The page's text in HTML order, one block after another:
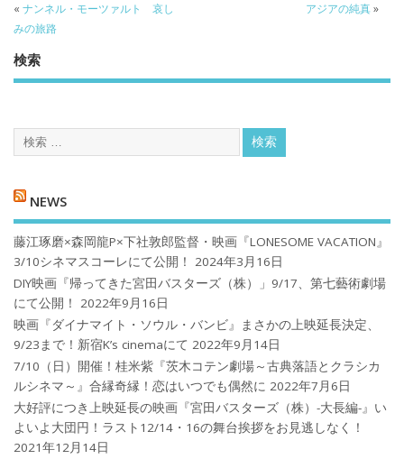
« ナンネル・モーツァルト 哀し
みの旅路
アジアの純真»
検索
NEWS
藤江琢磨×森岡龍P×下社敦郎監督・映画『LONESOME VACATION』
3/10シネマスコーレにて公開！
2024年3月16日
DIY映画『帰ってきた宮田バスターズ（株）」9/17、第七藝術劇場
にて公開！
2022年9月16日
映画『ダイナマイト・ソウル・バンビ』まさかの上映延長決定、
9/23まで！新宿K’s cinemaにて 2022年9月14日
7/10（日）開催！桂米紫『茨木コテン劇場～古典落語とクラシカ
ルシネマ～』合縁奇縁！恋はいつでも偶然に 2022年7月6日
大好評につき上映延長の映画『宮田バスターズ（株）-大長編-』い
よいよ大団円！ラスト12/14・16の舞台挨拶をお見逃しなく！
2021年12月14日